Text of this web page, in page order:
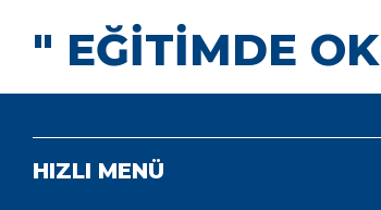
" EĞİTİMDE
HIZLI MENÜ